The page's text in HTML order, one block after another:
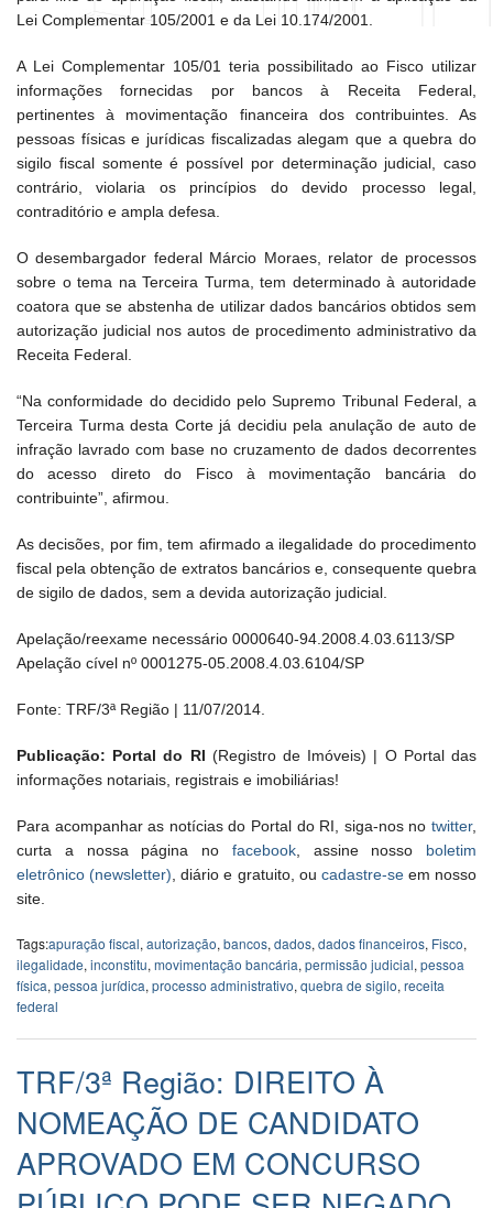
Lei Complementar 105/2001 e da Lei 10.174/2001.
A Lei Complementar 105/01 teria possibilitado ao Fisco utilizar
informações fornecidas por bancos à Receita Federal,
pertinentes à movimentação financeira dos contribuintes. As
pessoas físicas e jurídicas fiscalizadas alegam que a quebra do
sigilo fiscal somente é possível por determinação judicial, caso
contrário, violaria os princípios do devido processo legal,
contraditório e ampla defesa.
O desembargador federal Márcio Moraes, relator de processos
sobre o tema na Terceira Turma, tem determinado à autoridade
coatora que se abstenha de utilizar dados bancários obtidos sem
autorização judicial nos autos de procedimento administrativo da
Receita Federal.
“Na conformidade do decidido pelo Supremo Tribunal Federal, a
Terceira Turma desta Corte já decidiu pela anulação de auto de
infração lavrado com base no cruzamento de dados decorrentes
do acesso direto do Fisco à movimentação bancária do
contribuinte”, afirmou.
As decisões, por fim, tem afirmado a ilegalidade do procedimento
fiscal pela obtenção de extratos bancários e, consequente quebra
de sigilo de dados, sem a devida autorização judicial.
Apelação/reexame necessário 0000640-94.2008.4.03.6113/SP
Apelação cível nº 0001275-05.2008.4.03.6104/SP
Fonte: TRF/3ª Região | 11/07/2014.
Publicação: Portal do RI (Registro de Imóveis) | O Portal das
informações notariais, registrais e imobiliárias!
Para acompanhar as notícias do Portal do RI, siga-nos no twitter,
curta a nossa página no facebook, assine nosso boletim
eletrônico (newsletter) , diário e gratuito, ou cadastre-seem nosso
site.
Tags:apuração fiscal, autorização, bancos, dados, dados financeiros, Fisco,
ilegalidade, inconstitu, movimentação bancária, permissão judicial, pessoa
física, pessoa jurídica, processo administrativo, quebra de sigilo, receita
federal
TRF/3ª Região: DIREITO À
NOMEAÇÃO DE CANDIDATO
APROVADO EM CONCURSO